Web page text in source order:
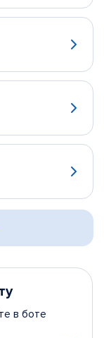
в боте